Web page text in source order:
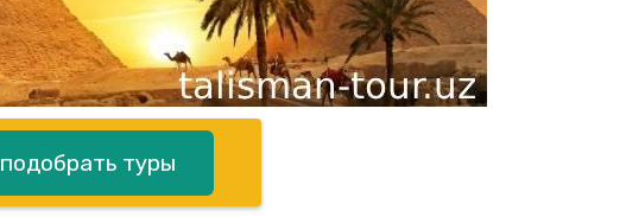
подобрать туры